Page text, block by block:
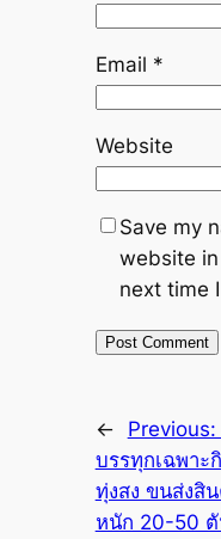
Email *
Website
Save my
website
next time
← Previous:
บรรทุกเฉพาะ
ทุ่งสง ขนส่งสิ
หนัก 20-50